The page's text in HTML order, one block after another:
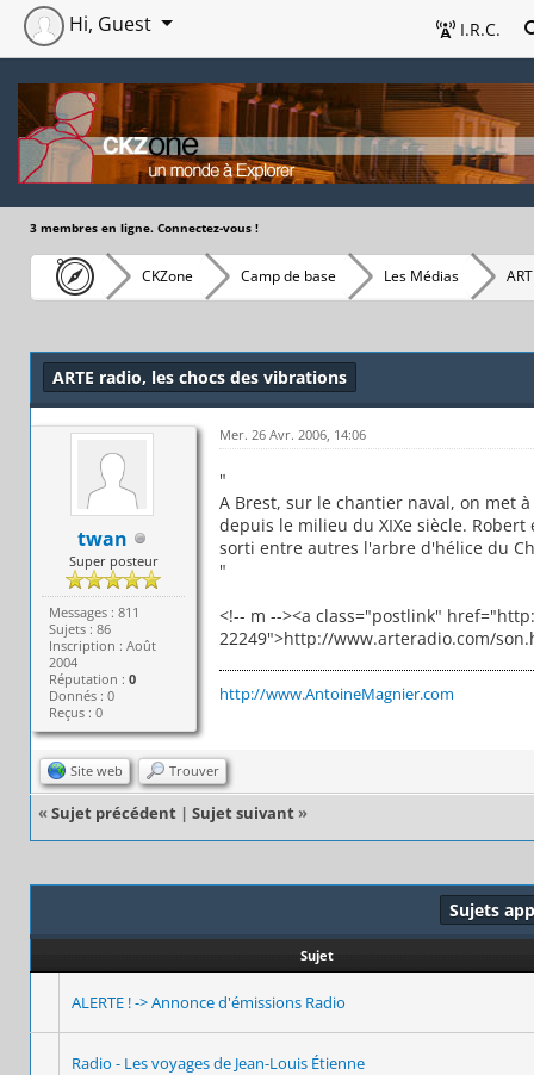
I.R.C.
Hi, Guest
3 membres en ligne. Connectez-vous !
CKZone Camp de base Les Médias
ARTE radio, les chocs des vibrations
twan
Super posteur
Messages : 811
Sujets : 86
Inscription : Août
2004
Réputation :0
Donnés : 0
Reçus : 0
Mer. 26 Avr. 2006, 14:06
"
A Brest, sur le chantier naval, on met
depuis le milieu du XIXe siècle.
sorti entre autres l'arbre d'hélice du
"
<!-- m --><a class="postlink"
22249">http://www.arteradio.com/
http://www.AntoineMagnier.com
Site web Trouver
« Sujet précédent | Sujet suivant »
Sujets
Sujet
ALERTE ! -> Annonce d'émissions Radio
Radio - Les voyages de Jean-Louis Étienne